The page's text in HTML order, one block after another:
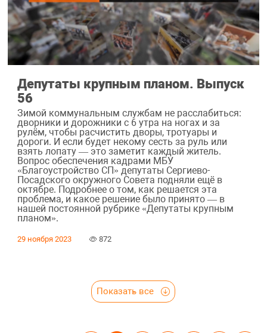
Депутаты крупным планом. Выпуск
56
Зимой коммунальным службам не расслабиться:
дворники и дорожники с 6 утра на ногах и за
рулём, чтобы расчистить дворы, тротуары и
дороги. И если будет некому сесть за руль или
взять лопату — это заметит каждый житель.
Вопрос обеспечения кадрами МБУ
«Благоустройство СП» депутаты Сергиево-
Посадского окружного Совета подняли ещё в
октябре. Подробнее о том, как решается эта
проблема, и какое решение было принято — в
нашей постоянной рубрике «Депутаты крупным
планом».
29 ноября 2023 872
Показать все